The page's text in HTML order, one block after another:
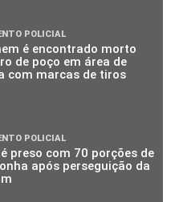
POLICIAL
é encontrado morto
de poço em área de
com marcas de tiros
POLICIAL
preso com 70 porções de
após perseguição da